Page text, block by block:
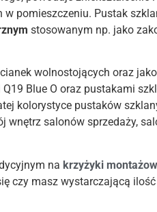
pomieszczeniu. Pustak
stosowanym np. jako
wolnostojących oraz
Blue O oraz pustakami
kolorystyce pustaków
salonów sprzedaży,
na krzyżyki
czy masz wystarczającą